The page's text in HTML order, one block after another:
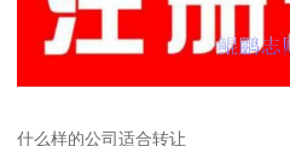
什么样的公司适合转让